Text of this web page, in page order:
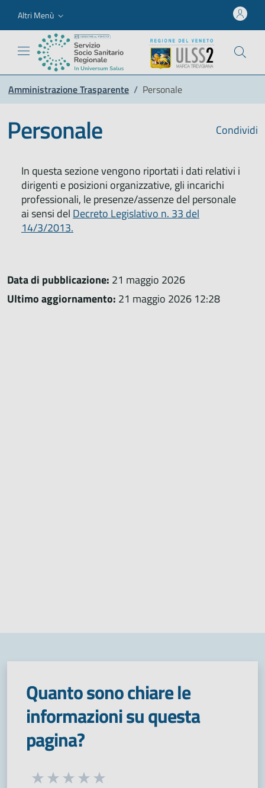
Altri Menù
Amministrazione Trasparente / Personale
Condividi
Personale
In questa sezione vengono riportati i dati relativi i
dirigenti e posizioni organizzative, gli incarichi
professionali, le presenze/assenze del personale
ai sensi del Decreto Legislativo n. 33 del
14/3/2013.
Data di pubblicazione: 21 maggio 2026
Ultimo aggiornamento: 21 maggio 2026 12:28
Quanto sono chiare le
informazioni su questa
pagina?
Seleziona una valutazione da 1 a 5 stelle